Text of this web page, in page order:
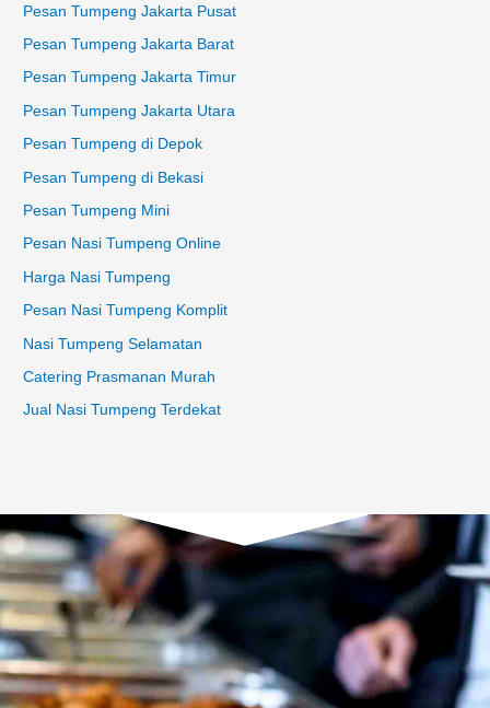
Pesan Tumpeng Jakarta Pusat
Pesan Tumpeng Jakarta Barat
Pesan Tumpeng Jakarta Timur
Pesan Tumpeng Jakarta Utara
Pesan Tumpeng di Depok
Pesan Tumpeng di Bekasi
Pesan Tumpeng Mini
Pesan Nasi Tumpeng Online
Harga Nasi Tumpeng
Pesan Nasi Tumpeng Komplit
Nasi Tumpeng Selamatan
Catering Prasmanan Murah
Jual Nasi Tumpeng Terdekat